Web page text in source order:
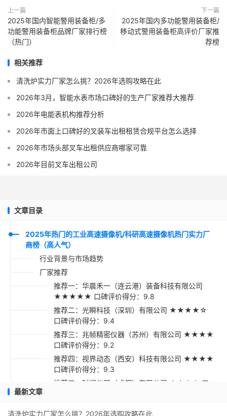
上一篇
2025年国内智能警用装备柜/多
功能警用装备柜品牌厂家排行榜
（热门）
下一篇
2025年国内多功能警用装备柜/
移动式警用装备柜高评价厂家推
荐榜
相关推荐
清洗炉实力厂家怎么挑？2026年选购攻略在此
2026年3月，智能水表市场口碑好的生产厂家推荐大推荐
2026年电能表机构推荐分析
2026年市面上口碑好的叉装车出租租赁合规平台怎么选择
2026年市场头部叉车出租供应商哪家可靠
2026年目前叉车出租公司
文章目录
2025年热门的工业高速摄像机/科研高速摄像机热门实力厂
商榜（高人气）
行业背景与市场趋势
厂家推荐
推荐一：华晨禾一（连云港）装备科技有限公司
★★★★★ 口碑评价得分：9.8
推荐二：光瞬科技（深圳）有限公司 ★★★★☆
口碑评价得分：9.4
推荐三：兆帧精密仪器（苏州）有限公司 ★★★★
口碑评价得分：9.2
推荐四：视界动态（西安）科技有限公司 ★★★★
口碑评价得分：9.3
推荐五：时溯仪器（成都）有限公司 ★★★☆ 口
最新文章
清洗炉实力厂家怎么挑？2026年选购攻略在此